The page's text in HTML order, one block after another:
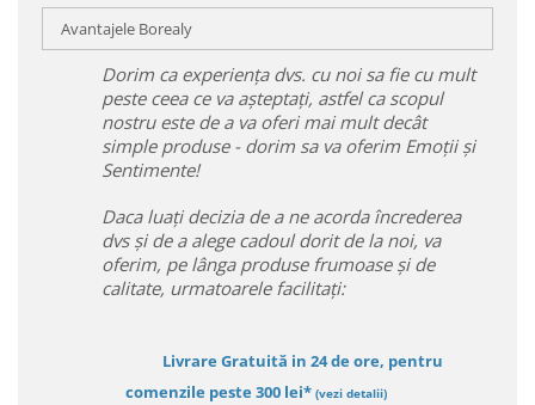
Avantajele Borealy
Dorim ca experiența dvs. cu noi sa fie cu mult
peste ceea ce va așteptați, astfel ca scopul
nostru este de a va oferi mai mult decât
simple produse - dorim sa va oferim Emoții și
Sentimente!
Daca luați decizia de a ne acorda încrederea
dvs și de a alege cadoul dorit de la noi, va
oferim, pe lânga produse frumoase și de
calitate, urmatoarele facilitați:
Livrare Gratuită in 24 de ore, pentru
comenzile peste 300 lei* (vezi detalii)